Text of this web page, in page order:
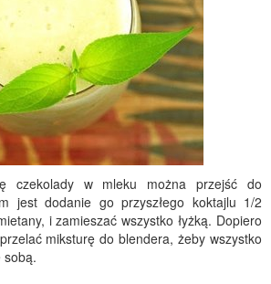
czekolady w mleku można przejść do
jest dodanie go przyszłego koktajlu 1/2
i zamieszać wszystko łyżką. Dopiero
miksturę do blendera, żeby wszystko
sobą.